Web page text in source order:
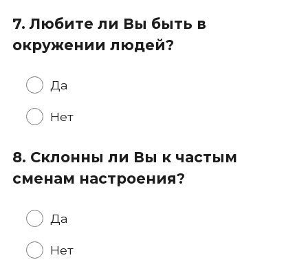
7. Любите ли Вы быть в
окружении людей?
Да
Нет
8. Склонны ли Вы к частым
сменам настроения?
Да
Нет